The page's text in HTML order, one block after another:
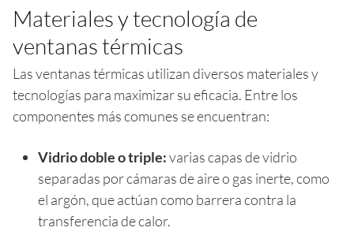
Materiales y tecnología de
ventanas térmicas
Las ventanas térmicas utilizan diversos materiales y
tecnologías para maximizar su eficacia. Entre los
componentes más comunes se encuentran:
Vidrio doble o triple:varias capas de vidrio
separadas por cámaras de aire o gas inerte, como
el argón, que actúan como barrera contra la
transferencia de calor.